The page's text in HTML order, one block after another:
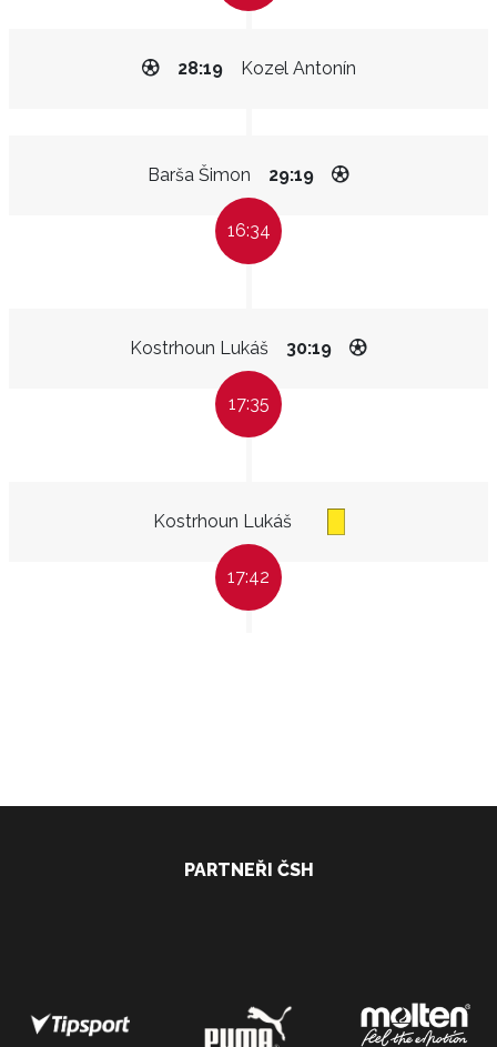
Kozel Antonín
28:19
Barša Šimon 29:19
16:34
Kostrhoun Lukáš 30:19
17:35
Kostrhoun Lukáš
17:42
PARTNEŘI ČSH